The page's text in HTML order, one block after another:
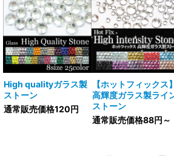
High qualityガラス製
ストーン
通常販売価格120円
【ホットフィックス】
高輝度ガラス製ライ
ストーン
通常販売価格88円～